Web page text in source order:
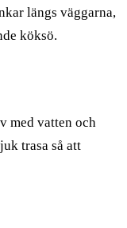
längs väggarna,
köksö.
med vatten och
trasa så att